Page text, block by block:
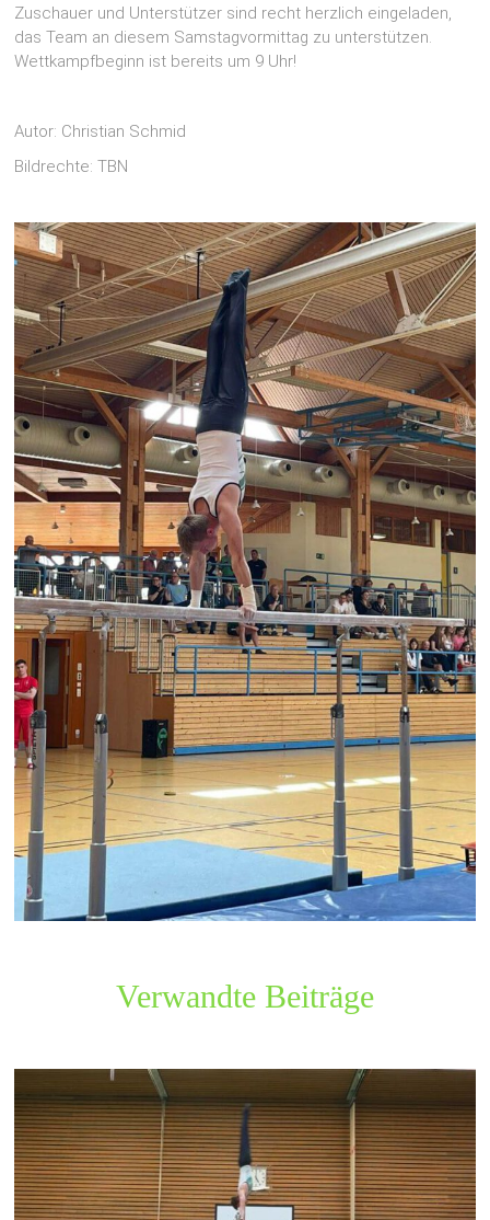
Zuschauer und Unterstützer sind recht herzlich eingeladen,
das Team an diesem Samstagvormittag zu unterstützen.
Wettkampfbeginn ist bereits um 9 Uhr!
Autor: Christian Schmid
Bildrechte: TBN
Verwandte Beiträge